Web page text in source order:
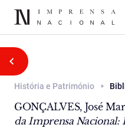
História e Património
GONÇALVES, José
da Imprensa Nacional: